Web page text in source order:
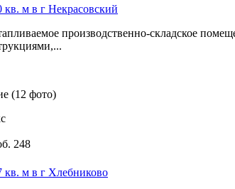
кв. м в г Некрасовский
производственно-складское
(12 фото)
248
кв. м в г Хлебниково